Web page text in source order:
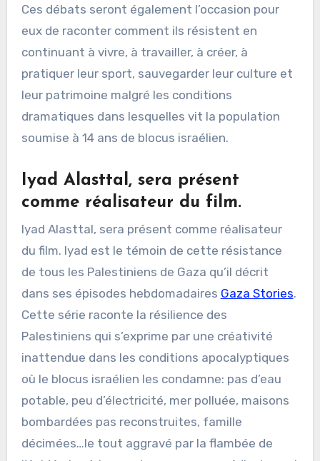
Ces débats seront également l’occasion pour
eux de raconter comment ils résistent en
continuant à vivre, à travailler, à créer, à
pratiquer leur sport, sauvegarder leur culture et
leur patrimoine malgré les conditions
dramatiques dans lesquelles vit la population
soumise à 14 ans de blocus israélien.
Iyad Alasttal, sera présent
comme réalisateur du film.
Iyad Alasttal, sera présent comme réalisateur
du film. Iyad est le témoin de cette résistance
de tous les Palestiniens de Gaza qu’il décrit
dans ses épisodes hebdomadaires Gaza Stories.
Cette série raconte la résilience des
Palestiniens qui s’exprime par une créativité
inattendue dans les conditions apocalyptiques
où le blocus israélien les condamne: pas d’eau
potable, peu d’électricité, mer polluée, maisons
bombardées pas reconstruites, famille
décimées…le tout aggravé par la flambée de